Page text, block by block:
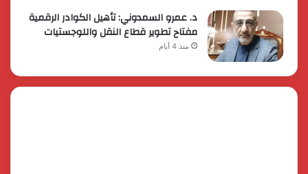
د. عمرو السمدوني: تأهيل الكوادر الرقمية
مفتاح تطوير قطاع النقل واللوجستيات
منذ 4 أيام